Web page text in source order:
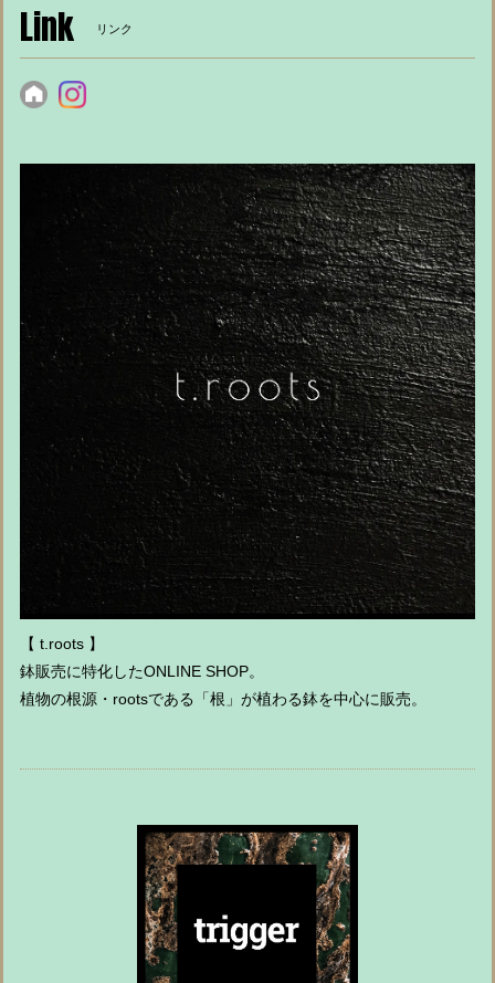
Link リンク
【 t.roots 】
鉢販売に特化したONLINE SHOP。
植物の根源・rootsである「根」が植わる鉢を中心に販売。